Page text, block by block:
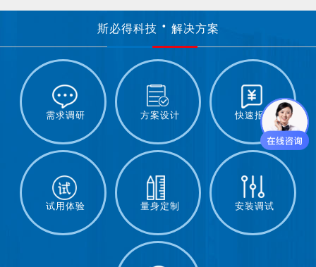
斯必得科技 解决方案
需求调研 方案设计 快速报价
试用体验 量身定制 安装调试